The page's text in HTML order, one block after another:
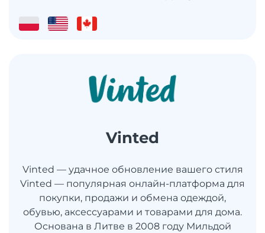
Vinted
Vinted — удачное обновление вашего стиля
Vinted — популярная онлайн-платформа для
покупки, продажи и обмена одеждой,
обувью, аксессуарами и товарами для дома.
Основана в Литве в 2008 году Мильдой